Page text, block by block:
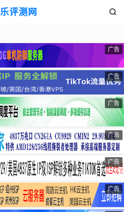
评测网 
广告
广告
广告
广告
广告
广告